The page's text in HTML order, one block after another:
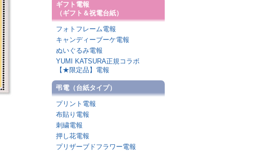
ギフト電報
（ギフト＆祝電台紙）
フォトフレーム電報
キャンディーブーケ電報
ぬいぐるみ電報
YUMI KATSURA正規コラボ
【★限定品】電報
弔電（台紙タイプ）
プリント電報
布貼り電報
刺繍電報
押し花電報
プリザーブドフラワー電報